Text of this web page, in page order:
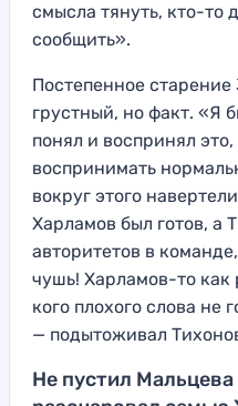
смысла тянуть, кто-то
сообщить».
Постепенное
грустный, но факт. «Я
понял и воспринял
воспринимать
вокруг этого
Харламов был готов, а
авторитетов в
чушь! Харламов-то как
кого плохого слова не
— подытоживал
Не пустил